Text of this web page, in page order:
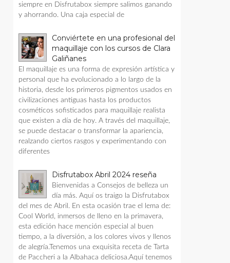
siempre en Disfrutabox siempre salimos ganando
y ahorrando. Una caja especial de
Conviértete en una profesional del
maquillaje con los cursos de Clara
Galiñanes
El maquillaje es una forma de expresión artística y
personal que ha evolucionado a lo largo de la
historia, desde los primeros pigmentos usados en
civilizaciones antiguas hasta los productos
cosméticos sofisticados para maquillaje realista
que existen a día de hoy. A través del maquillaje,
se puede destacar o transformar la apariencia,
realzando ciertos rasgos y experimentando con
diferentes
Disfrutabox Abril 2024 reseña
Bienvenidas a Consejos de belleza un
día más. Aquí os traigo la Disfrutabox
del mes de Abril. En esta ocasión trae el lema de:
Cool World, inmersos de lleno en la primavera,
esta edición hace mención especial al buen
tiempo, a la diversión, a los colores vivos y llenos
de alegría.Tenemos una exquisita receta de Tarta
de Paccheri a la Albahaca deliciosa.Aquí tenemos